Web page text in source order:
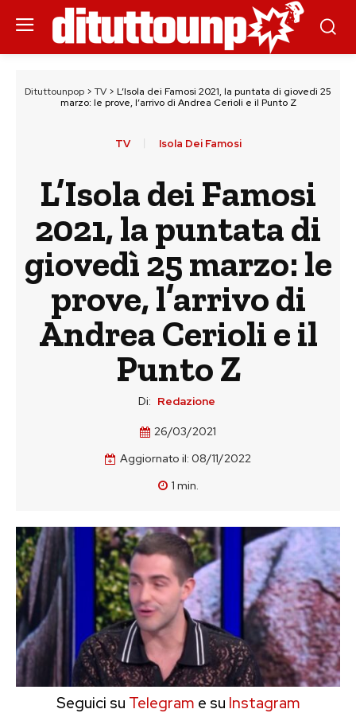
Dituttounpop > TV > L’Isola dei Famosi 2021, la puntata di giovedì 25
marzo: le prove, l’arrivo di Andrea Cerioli e il Punto Z
TV Isola Dei Famosi
L’Isola dei Famosi
2021, la puntata di
giovedì 25 marzo: le
prove, l’arrivo di
Andrea Cerioli e il
Punto Z
Di: Redazione
26/03/2021
Aggiornato il: 08/11/2022
1 min.
Seguici su Telegram e su Instagram